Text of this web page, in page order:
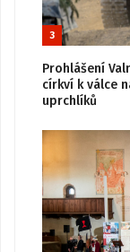
3
Prohlášení
církví k válce
uprchlíků